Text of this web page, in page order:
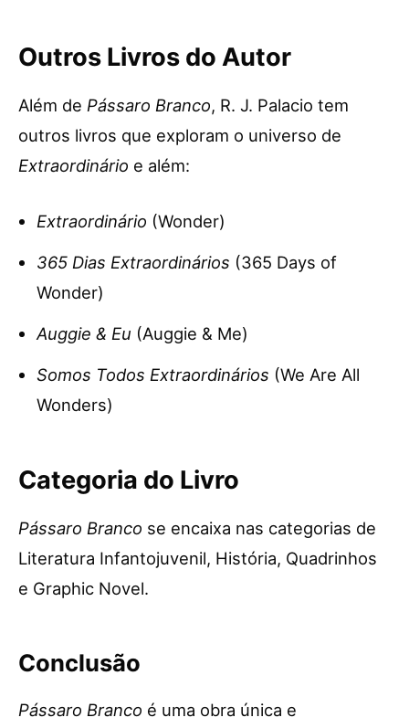
Outros Livros do Autor
Além de Pássaro Branco, R. J. Palacio tem
outros livros que exploram o universo de
Extraordinário e além:
Extraordinário (Wonder)
365 Dias Extraordinários (365 Days of
Wonder)
Auggie & Eu (Auggie & Me)
Somos Todos Extraordinários (We Are All
Wonders)
Categoria do Livro
Pássaro Branco se encaixa nas categorias de
Literatura Infantojuvenil, História, Quadrinhos
e Graphic Novel.
Conclusão
Pássaro Branco é uma obra única e